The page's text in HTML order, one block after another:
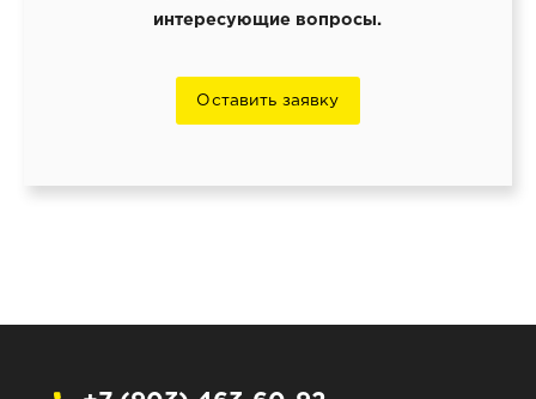
интересующие вопросы.
Оставить заявку